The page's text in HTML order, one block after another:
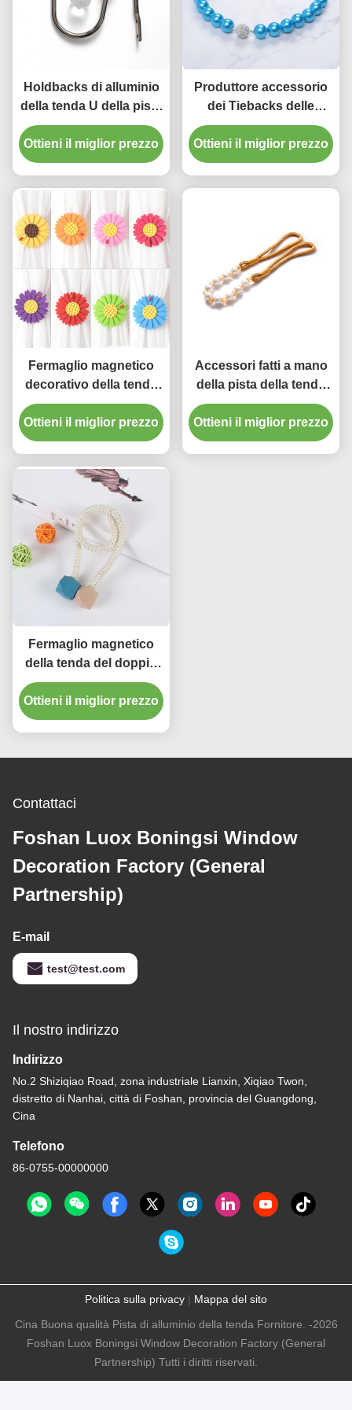
Holdbacks di alluminio
della tenda U della pista
della tenda della stanza
del dormitorio del
gancio di cristallo della
Ottieni il miglior prezzo
Produttore accessorio
dei Tiebacks delle
nappe della perla della
tenda di progettazione
moderna di alta qualità
Ottieni il miglior prezzo
Fermaglio magnetico
decorativo della tenda
dei supporti degli
accessori della tenda
del grippaggio del
Ottieni il miglior prezzo
Accessori fatti a mano
della pista della tenda
della perla che legano
corda per la casa
Ottieni il miglior prezzo
Fermaglio magnetico
della tenda del doppio
cubo di colore per
stanza di S dei bambini
“
Ottieni il miglior prezzo
Contattaci
Foshan Luox Boningsi Window
Decoration Factory (General
Partnership)
E-mail
test@test.com
Il nostro indirizzo
Indirizzo
No.2 Shiziqiao Road, zona industriale Lianxin, Xiqiao Twon,
distretto di Nanhai, città di Foshan, provincia del Guangdong,
Cina
Telefono
86-0755-00000000
Politica sulla privacy | Mappa del sito
Cina Buona qualità Pista di alluminio della tenda Fornitore. -2026
Foshan Luox Boningsi Window Decoration Factory (General
Partnership) Tutti i diritti riservati.